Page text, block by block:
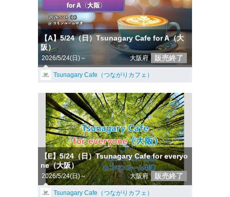
【A】5/24（日）Tsunagary Cafe for A（大
阪）
2026/5/24(日)～ 大阪府 販売終了
Tsunagary Cafe（つながりカフェ）
【E】5/24（日）Tsunagary Cafe for everyo
ne（大阪）
2026/5/24(日)～ 大阪府 販売終了
Tsunagary Cafe（つながりカフェ）